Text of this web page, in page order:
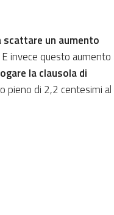
scattare un aumento
E invece questo aumento
la clausola di
pieno di 2,2 centesimi al